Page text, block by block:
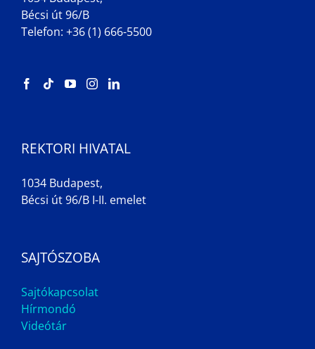
Bécsi út 96/B
Telefon: +36 (1) 666-5500
REKTORI HIVATAL
1034 Budapest,
Bécsi út 96/B I-II. emelet
SAJTÓSZOBA
Sajtókapcsolat
Hírmondó
Videótár